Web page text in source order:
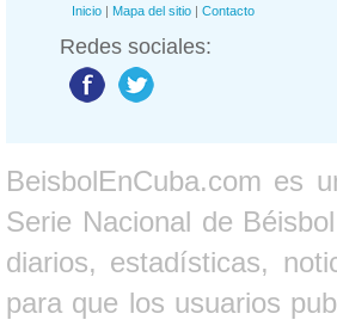
Inicio | Mapa del sitio | Contacto
Redes sociales:
BeisbolEnCuba.com es
Serie Nacional de
diarios, estadísticas,
para que los usuarios